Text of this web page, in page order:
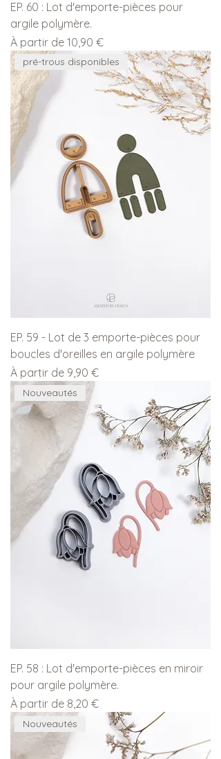
EP. 60 : Lot d'emporte-pièces pour
argile polymère.
À partir de 10,90 €
Prix promotionnel
pré-trous disponibles
EP. 59 - Lot de 3 emporte-pièces pour
boucles d'oreilles en argile polymère
À partir de 9,90 €
Prix promotionnel
Nouveautés
EP. 58 : Lot d'emporte-pièces en miroir
pour argile polymère.
À partir de 8,20 €
Prix promotionnel
Nouveautés